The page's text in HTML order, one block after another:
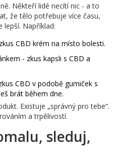
Někteří lidé necítí nic - a to
že tělo potřebuje více času,
lepší. Například:
CBD krém na místo bolesti.
- zkus kapsli s CBD a
CBD v podobě gumiček s
brát během dne.
Existuje „správný pro tebe“.
a trpělivostí.
sleduj,